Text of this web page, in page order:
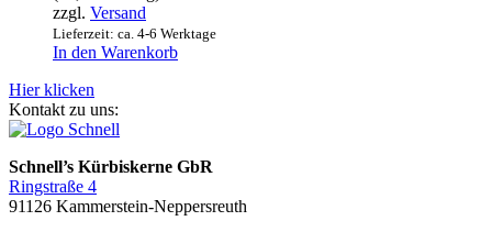
zzgl. Versand
Lieferzeit: ca. 4-6 Werktage
In den Warenkorb
Hier klicken
Kontakt zu uns:
Schnell’s Kürbiskerne GbR
Ringstraße 4
91126 Kammerstein-Neppersreuth